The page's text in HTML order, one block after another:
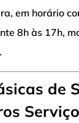
em horário
8h às 17h,
de